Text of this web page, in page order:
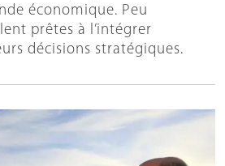
économique. Peu
prêtes à l’intégrer
décisions stratégiques.